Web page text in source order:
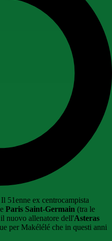
51enne ex centrocampista
e Paris Saint-Germain (tra le
nuovo allenatore dell'Asteras
per Makélélé che in questi anni